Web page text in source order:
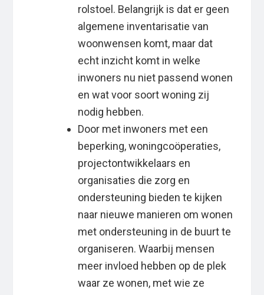
rolstoel. Belangrijk is dat er geen
algemene inventarisatie van
woonwensen komt, maar dat
echt inzicht komt in welke
inwoners nu niet passend wonen
en wat voor soort woning zij
nodig hebben.
Door met inwoners met een
beperking, woningcoöperaties,
projectontwikkelaars en
organisaties die zorg en
ondersteuning bieden te kijken
naar nieuwe manieren om wonen
met ondersteuning in de buurt te
organiseren. Waarbij mensen
meer invloed hebben op de plek
waar ze wonen, met wie ze